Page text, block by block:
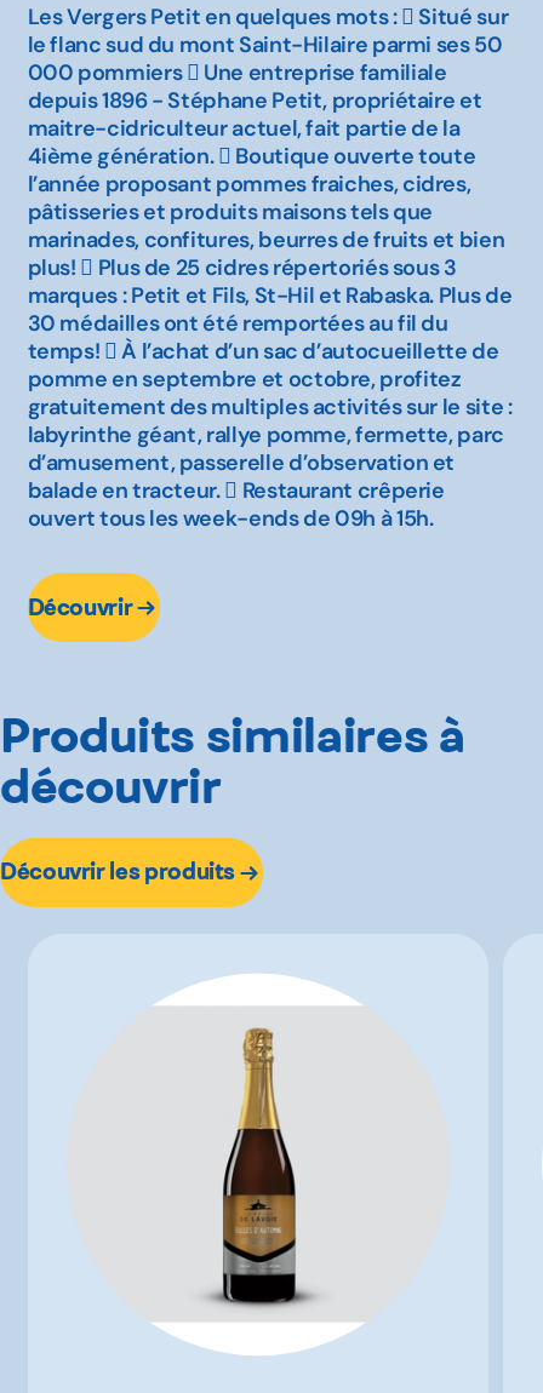
Les Vergers Petit en quelques mots :  Situé sur
le flanc sud du mont Saint-Hilaire parmi ses 50
000 pommiers  Une entreprise familiale
depuis 1896 - Stéphane Petit, propriétaire et
maitre-cidriculteur actuel, fait partie de la
4ième génération.  Boutique ouverte toute
l’année proposant pommes fraiches, cidres,
pâtisseries et produits maisons tels que
marinades, confitures, beurres de fruits et bien
plus!  Plus de 25 cidres répertoriés sous 3
marques : Petit et Fils, St-Hil et Rabaska. Plus de
30 médailles ont été remportées au fil du
temps!  À l’achat d’un sac d’autocueillette de
pomme en septembre et octobre, profitez
gratuitement des multiples activités sur le site :
labyrinthe géant, rallye pomme, fermette, parc
d’amusement, passerelle d’observation et
balade en tracteur.  Restaurant crêperie
ouvert tous les week-ends de 09h à 15h.
Découvrir
Produits similaires à
découvrir
Découvrir les produits